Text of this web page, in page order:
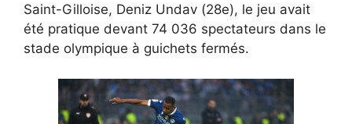
Saint-Gilloise, Deniz Undav (28e), le jeu avait
été pratique devant 74 036 spectateurs dans le
stade olympique à guichets fermés.